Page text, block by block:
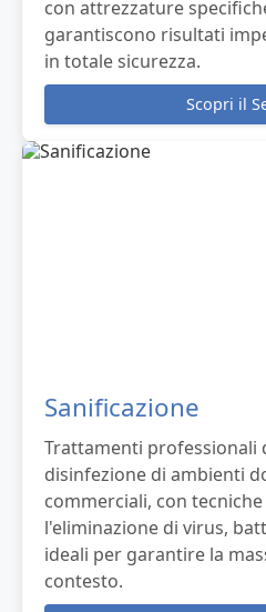
con attrezzature
garantiscono risultati
in totale sicurezza.
Scopri il
Sanificazione
Trattamenti professionali
disinfezione di ambienti
commerciali, con
l'eliminazione di virus,
ideali per garantire la
contesto.